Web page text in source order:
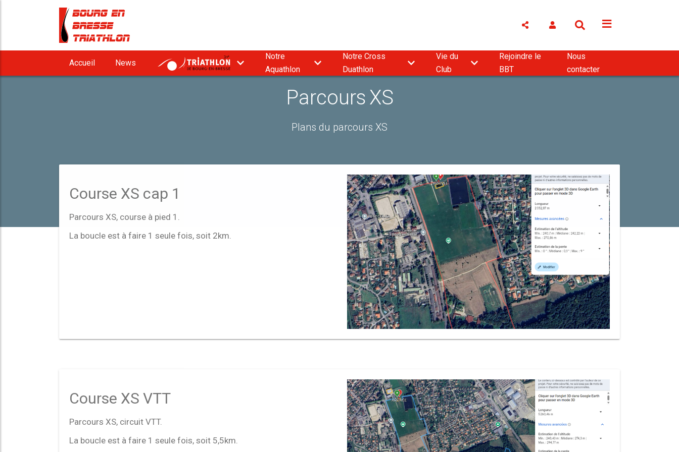
Accueil News
9
3
Notre
Aquathlon
Notre Cross
Duathlon
Vie du
Club
Rejoindre le
BBT
Nous
contacter
Parcours XS
Plans du parcours XS
Course XS cap 1
Parcours XS, course à pied 1.
La boucle est à faire 1 seule fois, soit 2km.
Course XS VTT
Parcours XS, circuit VTT.
La boucle est à faire 1 seule fois, soit 5,5km.